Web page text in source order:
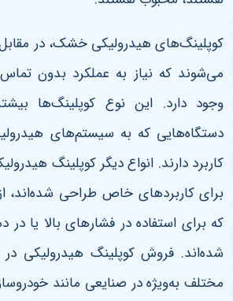
کوپلینگ‌های هیدرولیکی خشک، در
می‌شوند که نیاز به عملکرد بدون
وجود دارد. این نوع کوپلینگ‌ها
دستگاه‌هایی که به سیستم‌های
کاربرد دارند. انواع دیگر کوپلینگ
برای کاربردهای خاص طراحی شده‌اند،
که برای استفاده در فشارهای بالا یا
شده‌اند. فروش کوپلینگ هیدرولیکی در
مختلف به‌ویژه در صنایعی مانند